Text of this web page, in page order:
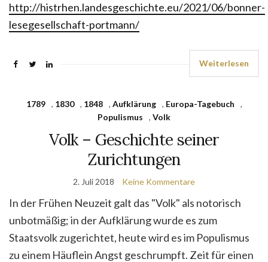
http://histrhen.landesgeschichte.eu/2021/06/bonner-
lesegesellschaft-portmann/
Weiterlesen
1789 , 1830 , 1848 , Aufklärung , Europa-Tagebuch
,
Populismus
, Volk
Volk – Geschichte seiner
Zurichtungen
2. Juli 2018 Keine Kommentare
In der Frühen Neuzeit galt das "Volk" als notorisch
unbotmäßig; in der Aufklärung wurde es zum
Staatsvolk zugerichtet, heute wird es im Populismus
zu einem Häuflein Angst geschrumpft. Zeit für einen